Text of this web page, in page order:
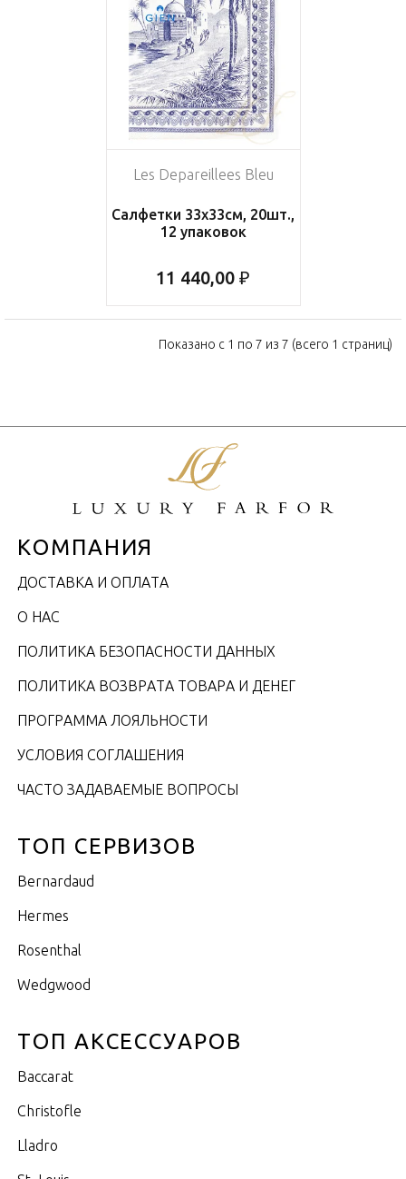
Les Depareillees Bleu
Салфетки 33х33см, 20шт.,
12 упаковок
11 440,00 ₽
Показано с 1 по 7 из 7 (всего 1 страниц)
КОМПАНИЯ
ДОСТАВКА И ОПЛАТА
О НАС
ПОЛИТИКА БЕЗОПАСНОСТИ ДАННЫХ
ПОЛИТИКА ВОЗВРАТА ТОВАРА И ДЕНЕГ
ПРОГРАММА ЛОЯЛЬНОСТИ
УСЛОВИЯ СОГЛАШЕНИЯ
ЧАСТО ЗАДАВАЕМЫЕ ВОПРОСЫ
ТОП СЕРВИЗОВ
Bernardaud
Hermes
Rosenthal
Wedgwood
ТОП АКСЕССУАРОВ
Baccarat
Christofle
Lladro